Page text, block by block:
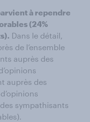
à rependre
(24%
Dans le détail,
de l’ensemble
auprès des
auprès des
sympathisants